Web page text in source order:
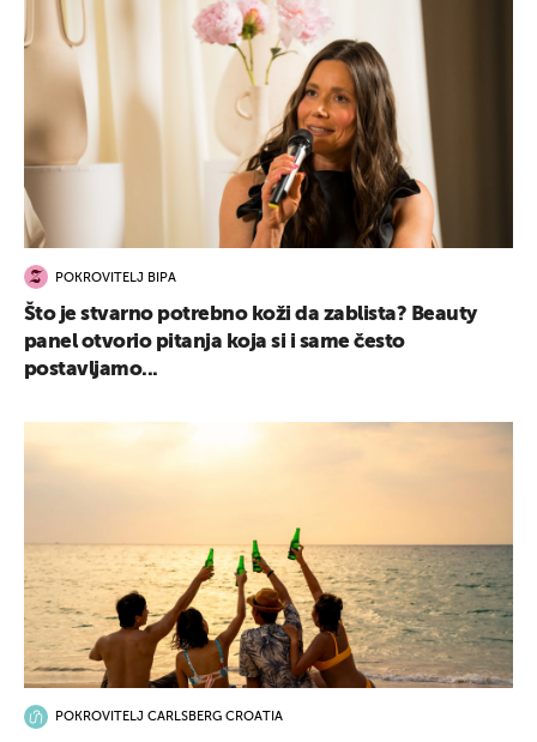
POKROVITELJ BIPA
Što je stvarno potrebno koži da zablista? Beauty
panel otvorio pitanja koja si i same često
postavljamo...
POKROVITELJ CARLSBERG CROATIA